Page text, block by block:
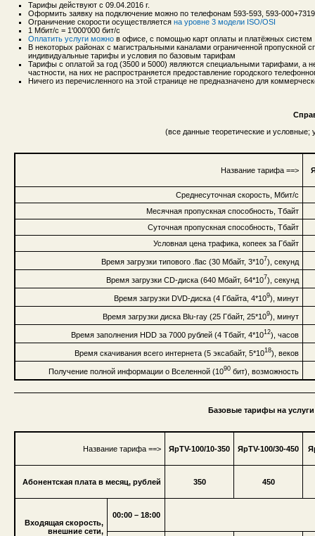
Тарифы действуют с 09.04.2016 г.
Оформить заявку на подключение можно по телефонам 593-593, 593-
Ограничение скорости осуществляется на уровне 3 модели ISO/OSI
1 Мбит/с = 1'000'000 бит/с
Оплатить услуги можно в офисе, с помощью карт оплаты и платёжных систем
В некоторых районах с магистральными каналами ограниченной пропускной
индивидуальные тарифы и условия по базовым тарифам
Тарифы с оплатой за год (3500 и 5000) являются специальными тарифами,
частности, на них не распространяется предоставление городского
Ничего из перечисленного на этой странице не предназначено для
(все данные теоретические и условные;
Название тарифа ==>
Среднесуточная скорость, Мбит/с
Месячная пропускная способность, Тбайт
Суточная пропускная способность, Тбайт
Условная цена трафика, копеек за Гбайт
Время загрузки типового .flac (30 Мбайт, 3*107), секунд
Время загрузки CD-диска (640 Мбайт, 64*107), секунд
Время загрузки DVD-диска (4 Гбайта, 4*109), минут
Время загрузки диска Blu-ray (25 Гбайт, 25*109), минут
Время заполнения HDD за 7000 рублей (4 Тбайт, 4*1012), часов
Время скачивания всего интернета (5 эксабайт, 5*1018), веков
Получение полной информации о Вселенной (1090 бит), возможность
Базовые тарифы на услуги
Название тарифа ==> ЯрTV-100/10-350 ЯрTV-100/30-450
Абонентская плата в месяц, рублей 350 450
Входящая скорость,
внешние сети,
00:00 – 18:00